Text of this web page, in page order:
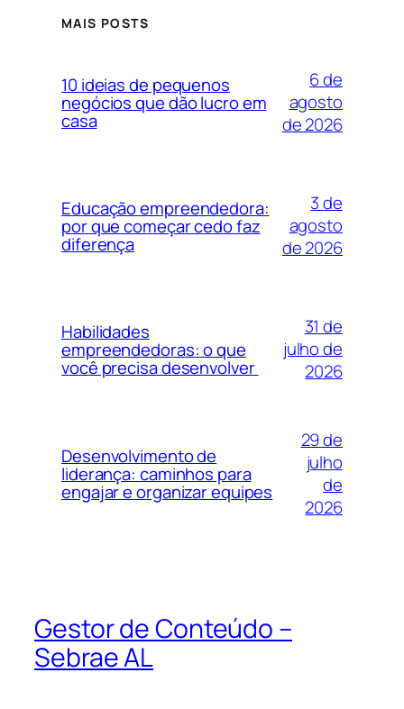
MAIS POSTS
10 ideias de pequenos
negócios que dão lucro em
casa
6 de
agosto
de 2026
Educação empreendedora:
por que começar cedo faz
diferença
3 de
agosto
de 2026
Habilidades
empreendedoras: o que
você precisa desenvolver
31 de
julho de
2026
Desenvolvimento de
liderança: caminhos para
engajar e organizar equipes
29 de
julho
de
2026
Gestor de Conteúdo –
Sebrae AL